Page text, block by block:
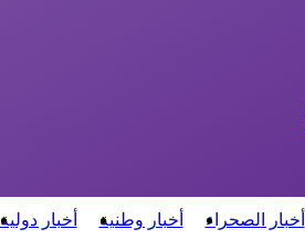
أخبار الصحراء أخبار وطنية أخبار دولية